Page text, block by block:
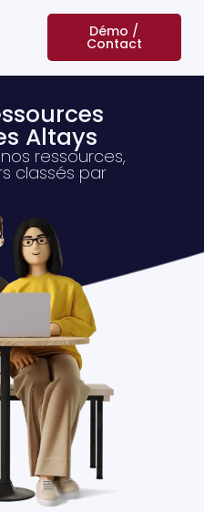
Démo /
Contact
Altays
ressources,
classés par